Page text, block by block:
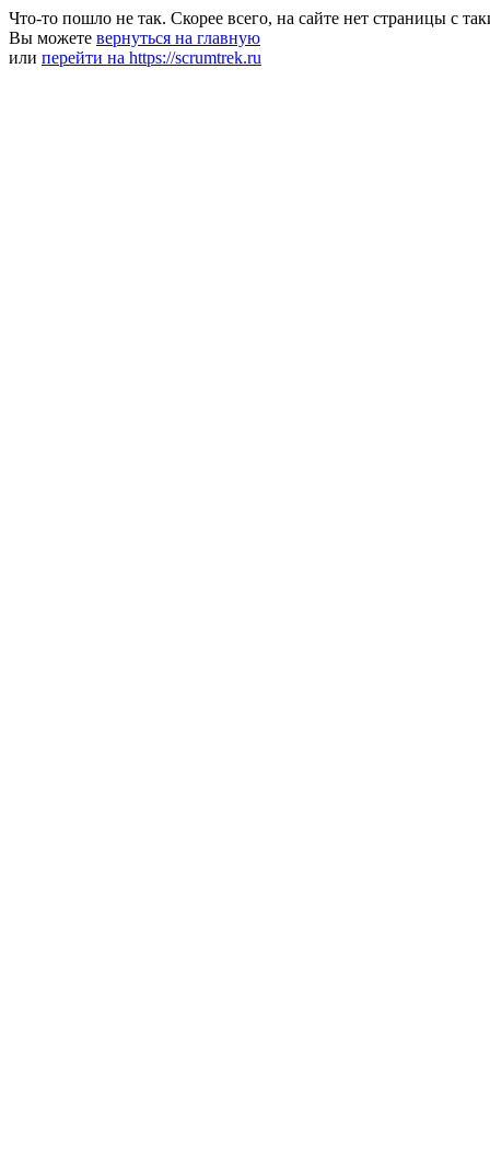
Что-то пошло не так. Скорее всего, на сайте нет страницы с
Вы можете вернуться на главную
или перейти на https://scrumtrek.ru